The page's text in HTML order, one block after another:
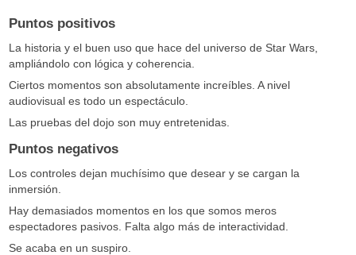
Puntos positivos
La historia y el buen uso que hace del universo de Star Wars,
ampliándolo con lógica y coherencia.
Ciertos momentos son absolutamente increíbles. A nivel
audiovisual es todo un espectáculo.
Las pruebas del dojo son muy entretenidas.
Puntos negativos
Los controles dejan muchísimo que desear y se cargan la
inmersión.
Hay demasiados momentos en los que somos meros
espectadores pasivos. Falta algo más de interactividad.
Se acaba en un suspiro.